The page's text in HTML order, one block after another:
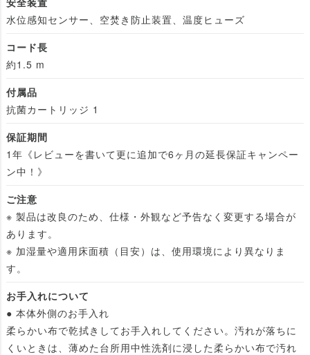
水位感知センサー、空焚き防止装置、温度ヒューズ
コード長
約1.5 m
付属品
抗菌カートリッジ 1
保証期間
1年《レビューを書いて更に追加で6ヶ月の延長保証キャンペー
ン中！》
ご注意
※ 製品は改良のため、仕様・外観など予告なく変更する場合が
あります。
※ 加湿量や適用床面積（目安）は、使用環境により異なりま
す。
お手入れについて
● 本体外側のお手入れ
柔らかい布で乾拭きしてお手入れしてください。汚れが落ちに
くいときは、薄めた台所用中性洗剤に浸した柔らかい布で汚れ